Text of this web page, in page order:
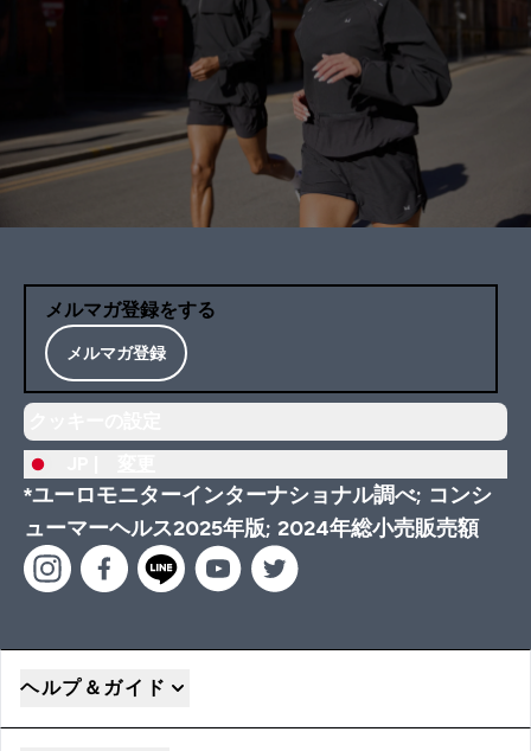
メルマガ登録をする
メルマガ登録
*ユーロモニターインターナショナル調べ; コンシ
ューマーヘルス2025年版; 2024年総小売販売額
ヘルプ＆ガイド